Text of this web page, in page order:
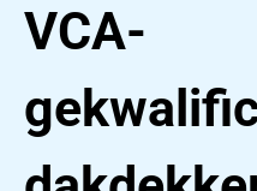
VCA-